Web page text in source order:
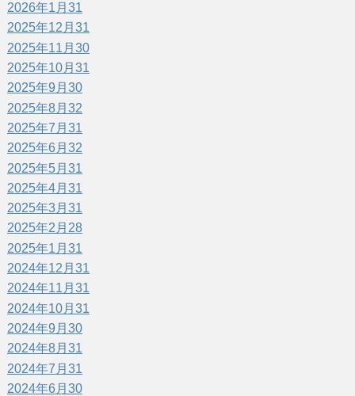
2026年1月 31
2025年12月 31
2025年11月 30
2025年10月 31
2025年9月 30
2025年8月 32
2025年7月 31
2025年6月 32
2025年5月 31
2025年4月 31
2025年3月 31
2025年2月 28
2025年1月 31
2024年12月 31
2024年11月 31
2024年10月 31
2024年9月 30
2024年8月 31
2024年7月 31
2024年6月 30